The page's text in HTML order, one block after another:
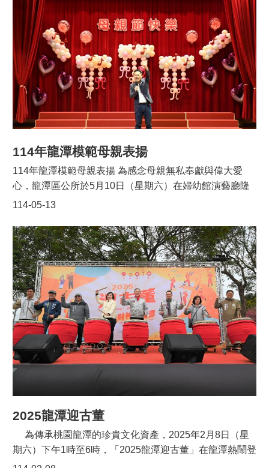
政市長所擘劃的龍潭轉運站，目前已施工興建中，預計今
（115）年12月底可以完工，未來將整合國道客運、市區
公車及免費接駁車，方便鄉親轉乘機場捷運A21站、中壢
火車站等重要節點，串聯桃園多個行政區以及北、中、南
各大城市，龍潭轉運站對龍潭的交通便利與觀光發展，將
帶來非常大的助益。 龍潭115年元旦升旗典禮，
雖天氣寒冷、時而飄下細雨，但不減民眾參與熱情，估計
在廣場上的市民超過1,000人。龍潭區公所有特別準備小
誠摯的新年祝福，希望大家在新的一年裡幸福安康。
桃園璞猿領航猿啦啦隊」帶來充滿朝氣的開場表演，現場
民眾隨著音樂節奏一同活動筋骨，氣氛歡樂。本次健走活
動桃園市張善政市長親臨現場與市民同樂，於上午8點45
分與貴賓們一同鳴笛，宣告健走活動正式開始。參加民眾
依序沿著環湖步道行進，邊走邊欣賞湖畔風光，或與家人
朋友合影留念，享受悠閒又充實的假日早晨。活動終點還
設有完走禮兌換區，凡完成全程健走者可憑章兌換輕巧實
用的後背包，留下充滿紀念價值的活動回憶。龍潭區公所
表示，龍潭觀光大池是結合自然生態、休閒觀光與地方文
化的重要景點，透過舉辦「每日萬步走，健康年年有」健
走活動，鼓勵民眾在日常生活中落實運動習慣，不論年齡
大小，都能用輕鬆健走的方式維持健康、增進家庭與鄰里
間的互動，也將持續推動更多元的休閒與運動活動，讓
「健康生活」成為龍潭最美的風景。
114年龍潭模範母親表揚
114-05-13
114年龍潭模範母親表揚 為感念母親無私奉獻與偉大愛
心，龍潭區公所於5月10日（星期六）在婦幼館演藝廳隆
重舉辦「114年慶祝母親節暨模範母親表揚活動」，由桃
的敬意與祝福。 今年受表揚的母親皆為家庭與社會的典
範，每位背後都有令人動容的故事。蘇副市長表示，每年
母親節最喜歡的事，就是親自頒獎、聆聽這些偉大母親讓
人感動的生命故事。例如來自龍祥里的鍾福妹女士，雖已
高齡百歲，依然身體硬朗、精神奕奕。她年輕時勤儉持
家、獨力撫育五名子女，如今四代同堂、家庭和樂，是令
人敬佩的典範。 中正里的楊鍾金銀女士，身為長女的她，
不僅照顧一家老小，更曾每天揹著罹患小兒麻痺的弟弟上
學，被譽為那個年代的「神力女超人」。此外，聖德里的
徐金桂女士則長年投入社區志工服務，自民國99年起持續
參與環境整頓與社會關懷，並於113年獲頒市府「志工金
質獎」，是社區中難能可貴的志工典範。 蘇副市長強調，
每位母親都在無聲中默默付出，以青春與歲月守護家庭、
母親最深的敬意。他也提到，母親們一生的付出，所期待
的不是獎牌與禮物，而是來自家人們的陪伴與關懷。希望
2025龍潭迎古董
為傳承桃園龍潭的珍貴文化資產，2025年2月8日（星
期六）下午1時至6時，「2025龍潭迎古董」在龍潭熱鬧登
場！本次活動以龍潭運動公園為起點，終點為龍元宮，全